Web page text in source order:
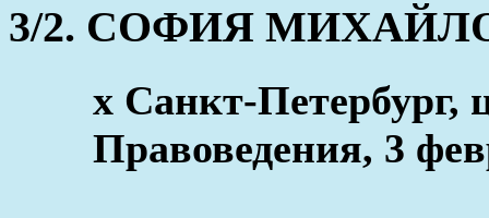
3/2. СОФИЯ
x Санкт-Петербург,
Правоведения, 3